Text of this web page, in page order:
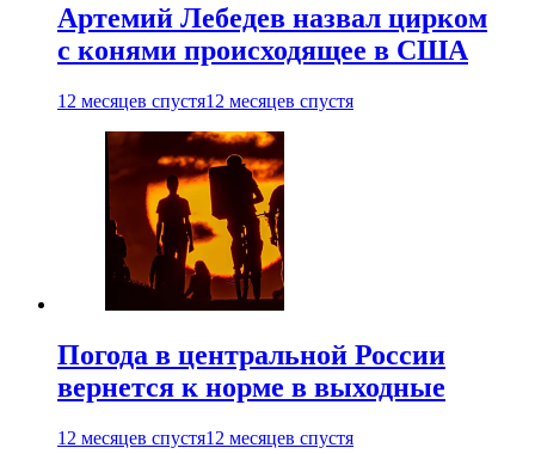
Артемий Лебедев назвал цирком
с конями происходящее в США
12 месяцев спустя12 месяцев спустя
Погода в центральной России
вернется к норме в выходные
12 месяцев спустя12 месяцев спустя